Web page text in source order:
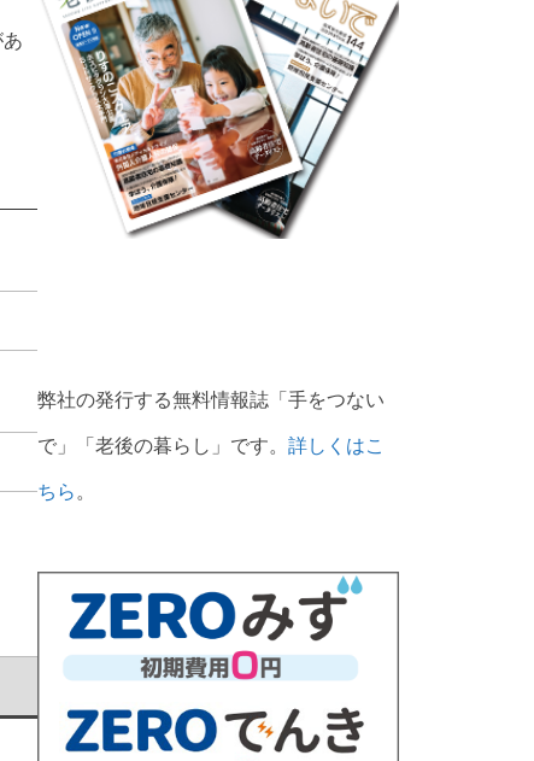
弊社の発行する無料情報誌「手をつない
で」「老後の暮らし」です。 詳しくはこ
ちら。